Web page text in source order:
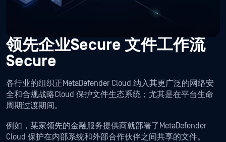
领先企业Secure 文件工作流
Secure
各行业的组织正MetaDefender Cloud 纳入其更广泛的网络安
全和合规战略Cloud 保护文件生态系统；尤其是在平台生命
周期过渡期间。
例如，某家领先的金融服务提供商就部署了MetaDefender
Cloud 保护在内部系统和外部合作伙伴之间共享的文件。